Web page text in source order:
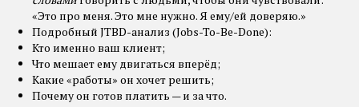
«Это про меня. Это мне нужно. Я ему/ей доверяю.»
Подробный JTBD-анализ (Jobs-To-Be-Done):
Кто именно ваш клиент;
Что мешает ему двигаться вперёд;
Какие «работы» он хочет решить;
Почему он готов платить — и за что.